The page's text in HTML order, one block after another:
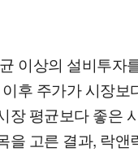
이상의 설비투자
후 주가가 시장보
장 평균보다 좋은
을 고른 결과, 락앤